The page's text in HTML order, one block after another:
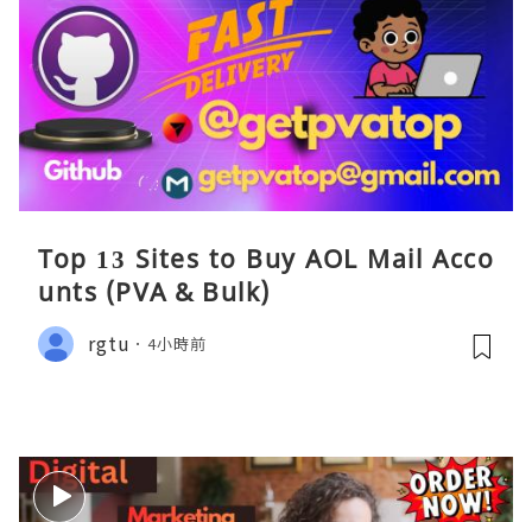
Top 13 Sites to Buy AOL Mail Acco
unts (PVA & Bulk)
rgtu 4小時前